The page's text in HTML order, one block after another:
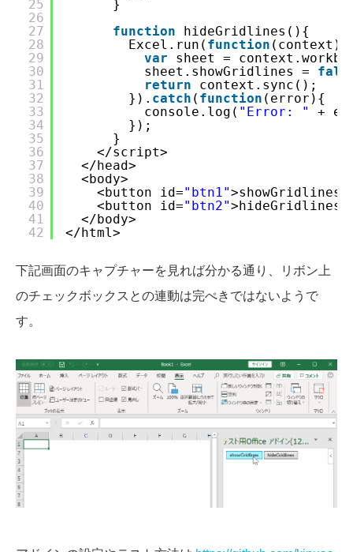
25
26
27
28
29
30
31
32
33
34
35
36
37
38
39
40
41
42
}
function
hideGridlines(){
Excel.run( function (context){
var
sheet =
sheet.showGridlines =
return
context.sync();
}). catch ( function (error){
console.log( "Error: "
+
});
}
</script>
</head>
<body>
<button id="btn1"
<button id="btn2"
</body>
</html>
下記画面のキャプチャーを見れば分かる通り、リボン上
のチェックボックスとの連動は完ぺきではないようで
す。